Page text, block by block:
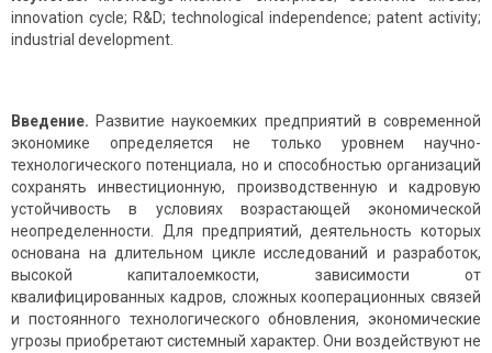
innovation cycle; R&D; technological independence; patent activity;
industrial development.
Введение. Развитие наукоемких предприятий в современной
экономике определяется не только уровнем научно-
технологического потенциала, но и способностью организаций
сохранять инвестиционную, производственную и кадровую
устойчивость в условиях возрастающей экономической
неопределенности. Для предприятий, деятельность которых
основана на длительном цикле исследований и разработок,
высокой капиталоемкости, зависимости от
квалифицированных кадров, сложных кооперационных связей
и постоянного технологического обновления, экономические
угрозы приобретают системный характер. Они воздействуют не